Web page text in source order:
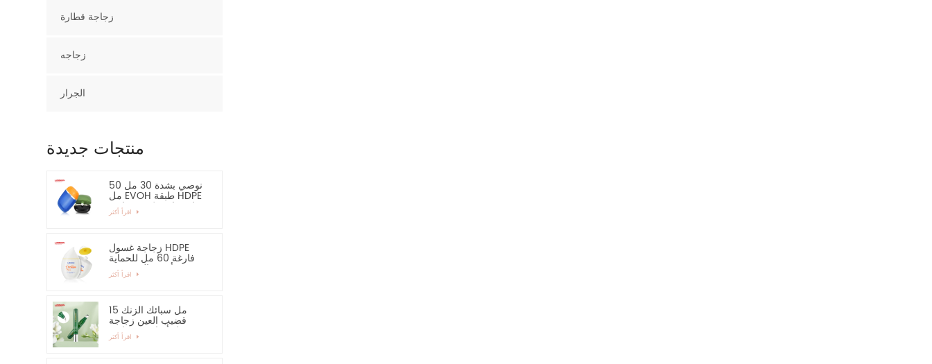
زجاجة قطارة
زجاجه
الجرار
منتجات جديدة
نوصي بشدة 30 مل 50
مل EVOH طبقة HDPE
زجاجة بلاستيكية بيضاوية
زجاجة غسول HDPE
فارغة 60 مل للحماية
من أشعة الشمس -
نوصي بشدة
15 مل سبائك الزنك
قضيب العين زجاجة
مصل أساسي وحاوية